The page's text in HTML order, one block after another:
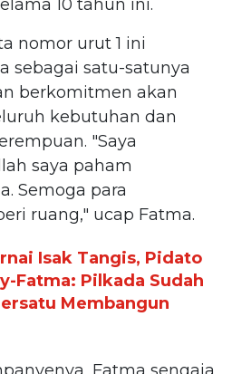
10 tahun ini.
nomor urut 1 ini
sebagai satu-satunya
berkomitmen akan
kebutuhan dan
"Saya
saya paham
Semoga para
ruang," ucap Fatma.
Isak Tangis, Pidato
Fatma: Pilkada Sudah
Membangun